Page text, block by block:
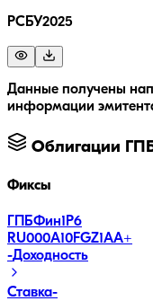
РСБУ2025
Данные получены
информации
Облигации
Фиксы
ГПБФин1Р6
RU000A10FGZ1AA+
-Доходность
Ставка-